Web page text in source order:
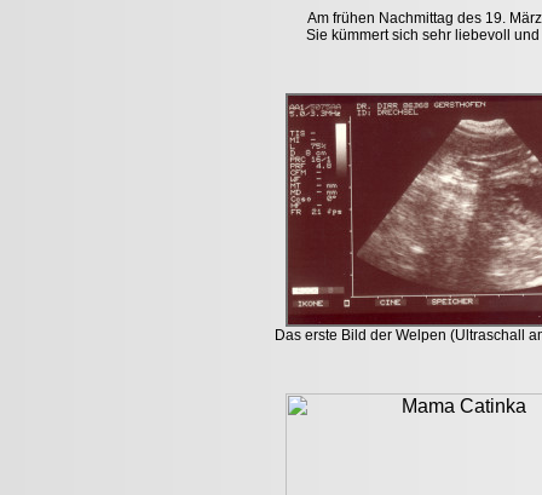
Am frühen Nachmittag des 19.
Sie kümmert sich sehr liebevoll
Das erste Bild der Welpen (Ultraschall